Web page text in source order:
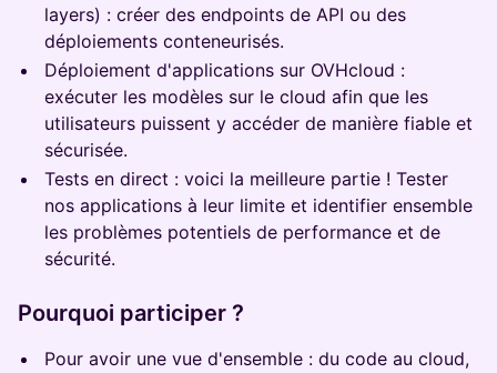
layers) : créer des endpoints de API ou des
déploiements conteneurisés.
Déploiement d'applications sur OVHcloud :
exécuter les modèles sur le cloud afin que les
utilisateurs puissent y accéder de manière fiable et
sécurisée.
Tests en direct : voici la meilleure partie ! Tester
nos applications à leur limite et identifier ensemble
les problèmes potentiels de performance et de
sécurité.
Pourquoi participer ?
Pour avoir une vue d'ensemble : du code au cloud,